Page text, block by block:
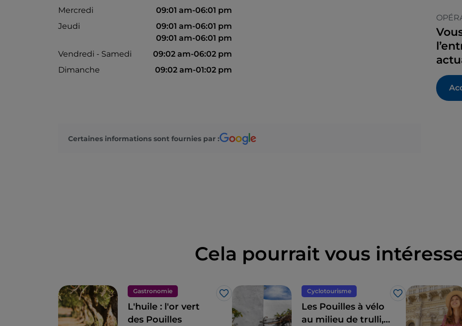
Mercredi
09:01 am-06:01 pm
Jeudi
09:01 am-06:01 pm
09:01 am-06:01 pm
Vendredi - Samedi
09:02 am-06:02 pm
Dimanche
09:02 am-01:02 pm
Certaines informations sont fournies par :
Cela pourrait vous
Gastronomie
J’aime
L'huile : l'or vert
des Pouilles
Cyclotourisme
J’aime
Les Pouilles à vélo
au milieu de trulli,